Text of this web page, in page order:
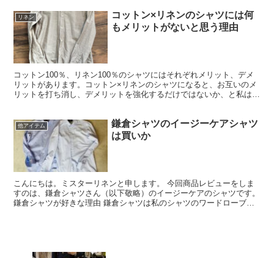
リネン
コットン×リネンのシャツには何
もメリットがないと思う理由
コットン100％、リネン100％のシャツにはそれぞれメリット、デメ
リットがあります。コットン×リネンのシャツになると、お互いのメ
リットを打ち消し、デメリットを強化するだけではないか、と私は思
他アイテム
鎌倉シャツのイージーケアシャツ
は買いか
こんにちは。ミスターリネンと申します。 今回商品レビューをしま
すのは、鎌倉シャツさん（以下敬略）のイージーケアのシャツです。
鎌倉シャツが好きな理由 鎌倉シャツは私のシャツのワードローブの